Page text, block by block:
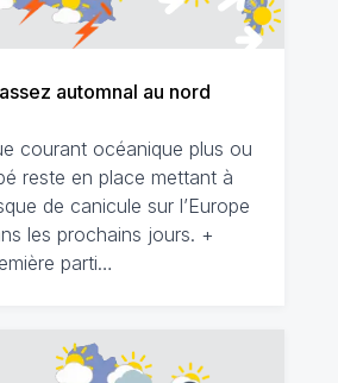
automnal au nord
courant océanique plus ou
reste en place mettant à
de canicule sur l’Europe
les prochains jours. +
parti…